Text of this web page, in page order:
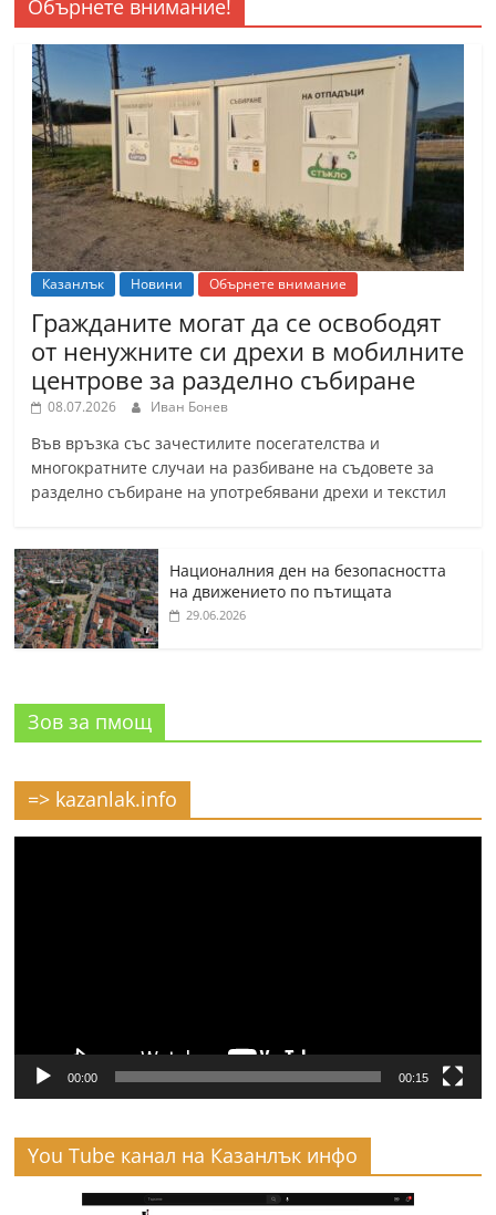
Обърнете внимание!
Казанлък Новини Обърнете внимание
Гражданите могат да се освободят
от ненужните си дрехи в мобилните
центрове за разделно събиране
08.07.2026 Иван Бонев
Във връзка със зачестилите посегателства и
многократните случаи на разбиване на съдовете за
разделно събиране на употребявани дрехи и текстил
Националния ден на безопасността
на движението по пътищата
29.06.2026
Зов за пмощ
=> kazanlak.info
00:00 00:15
You Tube канал на Казанлък инфо